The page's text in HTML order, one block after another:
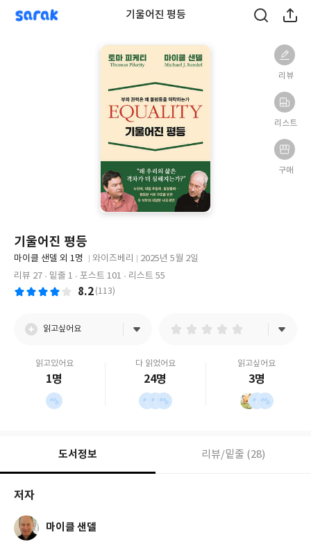
sarak 기울어진 평등
리뷰
리스트
구매
기울어진 평등
글
쓴
마이클 샌델 외 1명
출
판
사
와이즈베리
출
판
2025년 5월 2일
리뷰 27
밑줄 1 포스트 101 리스트 55
8.2 (113)
읽고싶어요
읽고있어요
1명
다 읽었어요
24명
읽고싶어요
3명
도서정보 리뷰/밑줄 (28)
저자
마이클 샌델